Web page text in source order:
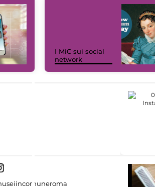
I MiC sui social
network